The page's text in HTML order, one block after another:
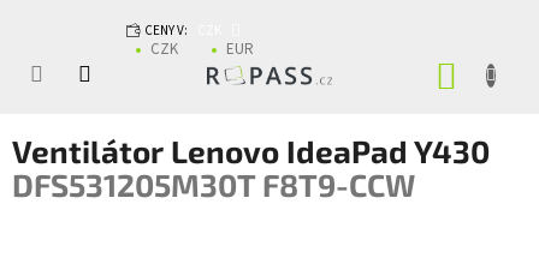
CENY V:
CZK EUR
Ventilátor Lenovo IdeaPad Y430
DFS531205M30T F8T9-CCW